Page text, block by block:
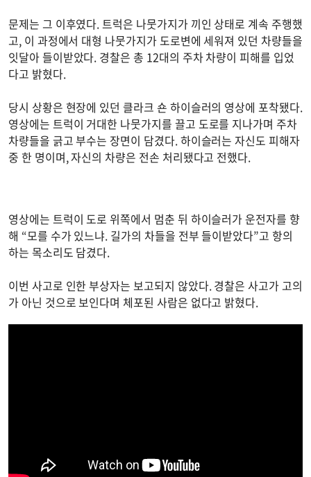
문제는 그 이후였다. 트럭은 나뭇가지가 끼인 상태로 계속 주행했
고, 이 과정에서 대형 나뭇가지가 도로변에 세워져 있던 차량들을
잇달아 들이받았다. 경찰은 총 12대의 주차 차량이 피해를 입었
다고 밝혔다.
당시 상황은 현장에 있던 클라크 숀 하이슬러의 영상에 포착됐다.
영상에는 트럭이 거대한 나뭇가지를 끌고 도로를 지나가며 주차
차량들을 긁고 부수는 장면이 담겼다. 하이슬러는 자신도 피해자
중 한 명이며, 자신의 차량은 전손 처리됐다고 전했다.
영상에는 트럭이 도로 위쪽에서 멈춘 뒤 하이슬러가 운전자를 향
해 “모를 수가 있느냐. 길가의 차들을 전부 들이받았다”고 항의
하는 목소리도 담겼다.
이번 사고로 인한 부상자는 보고되지 않았다. 경찰은 사고가 고의
가 아닌 것으로 보인다며 체포된 사람은 없다고 밝혔다.